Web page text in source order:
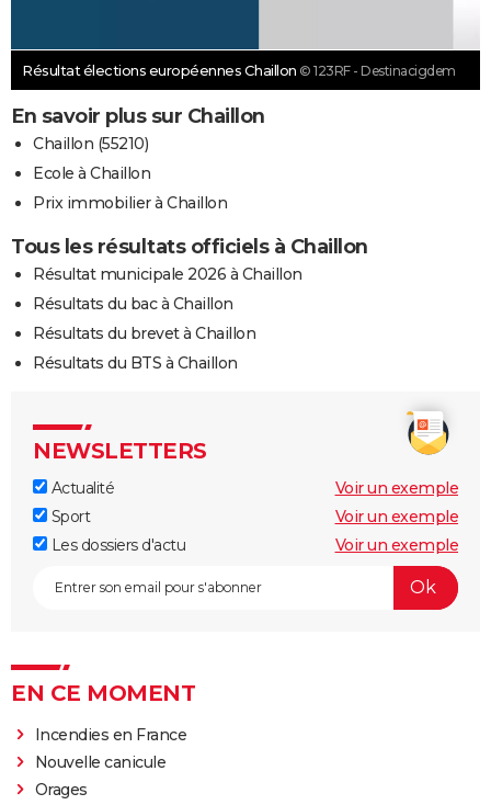
Résultat élections européennes Chaillon © 123RF - Destinacigdem
En savoir plus sur Chaillon
Chaillon (55210)
Ecole à Chaillon
Prix immobilier à Chaillon
Tous les résultats officiels à Chaillon
Résultat municipale 2026 à Chaillon
Résultats du bac à Chaillon
Résultats du brevet à Chaillon
Résultats du BTS à Chaillon
NEWSLETTERS
Actualité
Voir un exemple
Sport
Voir un exemple
Les dossiers d'actu
Voir un exemple
EN CE MOMENT
Incendies en France
Nouvelle canicule
Orages